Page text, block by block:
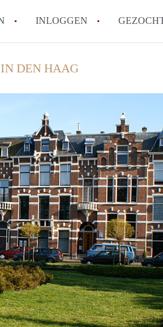
INLOGGEN
Hoeveel kost het
Wat is de
Berekent
Alle veelgestelde
DEN HAAG